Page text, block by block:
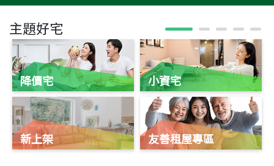
主題好宅
降價宅
新上架
小資宅
友善租屋專區